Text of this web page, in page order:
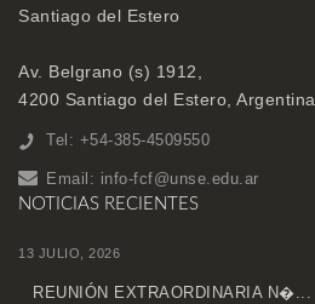
Santiago del Estero
Av. Belgrano (s) 1912,
4200 Santiago del Estero, Argentina
Tel: +54-385-4509550
Email: info-fcf@unse.edu.ar
NOTICIAS RECIENTES
13 JULIO, 2026
REUNIÓN EXTRAORDINARIA N�...